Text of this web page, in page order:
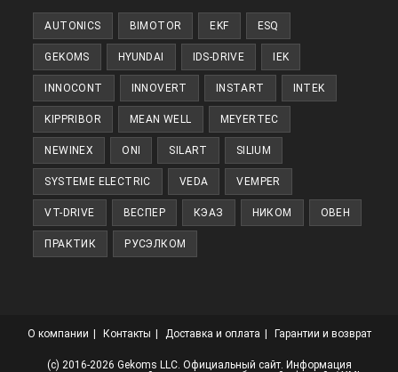
вкладке
AUTONICS BIMOTOR EKF ESQ
GEKOMS HYUNDAI IDS-DRIVE IEK
INNOCONT INNOVERT INSTART INTEK
KIPPRIBOR MEAN WELL MEYERTEC
NEWINEX ONI SILART SILIUM
SYSTEME ELECTRIC VEDA VEMPER
VT-DRIVE ВЕСПЕР КЭАЗ НИКОМ ОВЕН
ПРАКТИК РУСЭЛКОМ
О компании Контакты Доставка и оплата Гарантии и возврат
(с) 2016-2026 Gekoms LLC. Официальный сайт. Информация